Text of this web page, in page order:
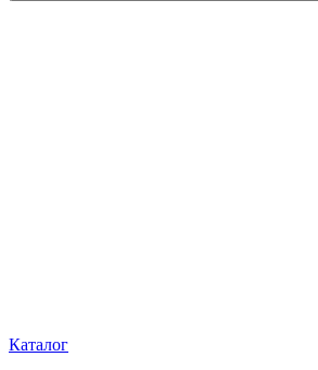
Каталог